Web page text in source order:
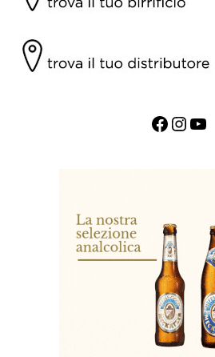
Facebook InstagramYouTube